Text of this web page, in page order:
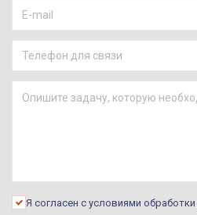
Я согласен с условиями обработки